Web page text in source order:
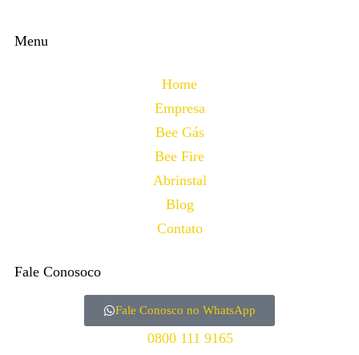
Menu
Home
Empresa
Bee Gás
Bee Fire
Abrinstal
Blog
Contato
Fale Conosoco
Fale Conosco no WhatsApp
0800 111 9165